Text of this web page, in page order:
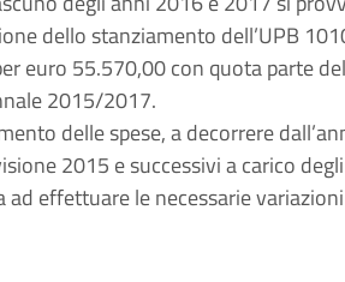
dello stanziamento dell’UPB
euro 55.570,00 con quota parte
2015/2017.
delle spese, a decorrere
2015 e successivi a carico
effettuare le necessarie